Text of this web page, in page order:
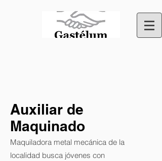
Auxiliar de
Maquinado
Maquiladora metal mecánica de la
localidad busca jóvenes con